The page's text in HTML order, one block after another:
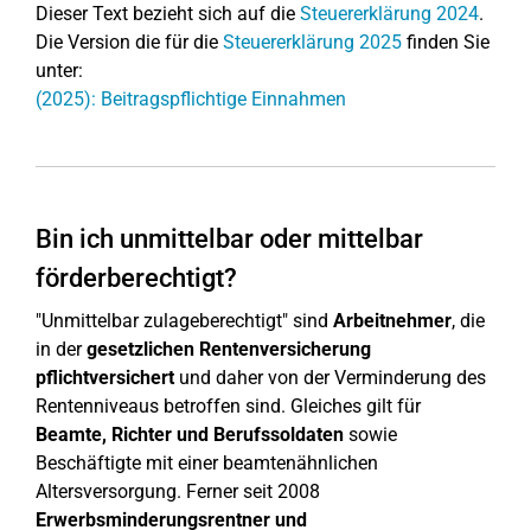
Dieser Text bezieht sich auf die Steuererklärung 2024.
Die Version die für die Steuererklärung 2025 finden Sie
unter:
(2025): Beitragspflichtige Einnahmen
Bin ich unmittelbar oder mittelbar
förderberechtigt?
"Unmittelbar zulageberechtigt" sind Arbeitnehmer, die
in dergesetzlichen Rentenversicherung
pflichtversichertund daher von der Verminderung des
Rentenniveaus betroffen sind. Gleiches gilt für
Beamte, Richter und Berufssoldaten sowie
Beschäftigte mit einer beamtenähnlichen
Altersversorgung. Ferner seit 2008
Erwerbsminderungsrentner und